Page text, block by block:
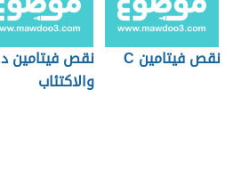
نقص فيتامين C
نقص فيتامين د
والاكتئاب